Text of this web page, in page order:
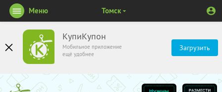
КупиКупон
Мобильное приложение
ещё удобнее
Загрузить
Меню Томск